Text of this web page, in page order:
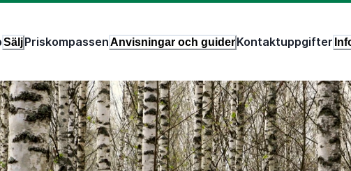
SäljPriskompassenAnvisningar och guiderKontaktuppgifter